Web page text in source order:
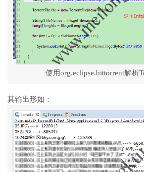
使用org.eclipse.bittorrent解析
其输出形如：